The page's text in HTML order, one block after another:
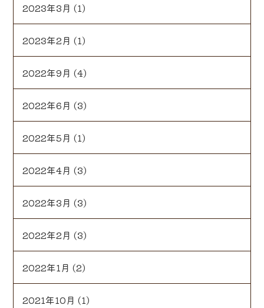
2023年3月 (1)
2023年2月 (1)
2022年9月 (4)
2022年6月 (3)
2022年5月 (1)
2022年4月 (3)
2022年3月 (3)
2022年2月 (3)
2022年1月 (2)
2021年10月 (1)